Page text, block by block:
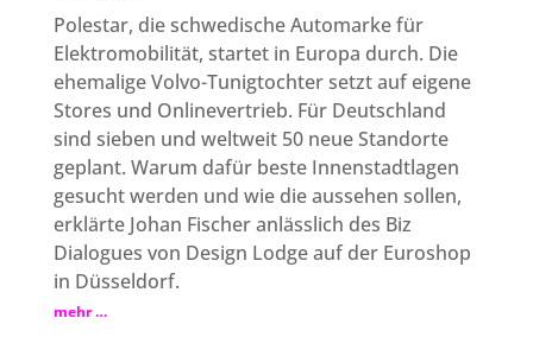
Polestar, die schwedische Automarke für
Elektromobilität, startet in Europa durch. Die
ehemalige Volvo-Tunigtochter setzt auf eigene
Stores und Onlinevertrieb. Für Deutschland
sind sieben und weltweit 50 neue Standorte
geplant. Warum dafür beste Innenstadtlagen
gesucht werden und wie die aussehen sollen,
erklärte Johan Fischer anlässlich des Biz
Dialogues von Design Lodge auf der Euroshop
in Düsseldorf.
mehr …